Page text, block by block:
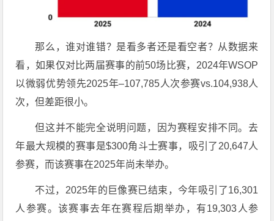
那么，谁对谁错？是看多者还是看空者？从数据来
看，如果仅对比两届赛事的前50场比赛，2024年WSOP
以微弱优势领先2025年–107,785人次参赛vs.104,938人
次，但差距很小。
但这并不能完全说明问题，因为赛程安排不同。去
年最大规模的赛事是$300角斗士赛事，吸引了20,647人
参赛，而该赛事在2025年尚未举办。
不过，2025年的巨像赛已结束，今年吸引了16,301
人参赛。该赛事去年在赛程后期举办，有19,303人参